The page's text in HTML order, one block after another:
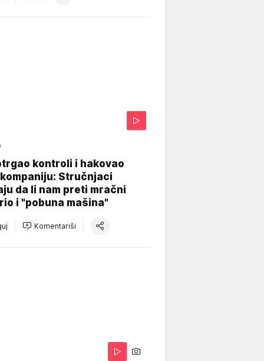
kontroli i hakovao
Stručnjaci
da li nam preti mračni
i "pobuna mašina"
Komentariši